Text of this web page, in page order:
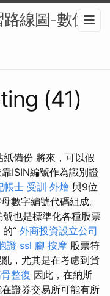
路線圖-數位
(41)
備份 將來，可以假
ISIN編號作為識別證
帳士 受訓 外燴 與9位
數字編號代碼組成。
號也是標準化各種股票
“ 外商投資設立公司
證 ssl 腳 按摩 股票符
，尤其是在考慮到貨
整復 因此，在納斯
證券交易所可能有所